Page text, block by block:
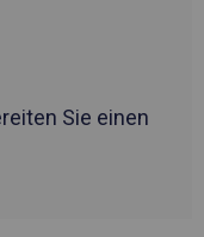
Sie einen